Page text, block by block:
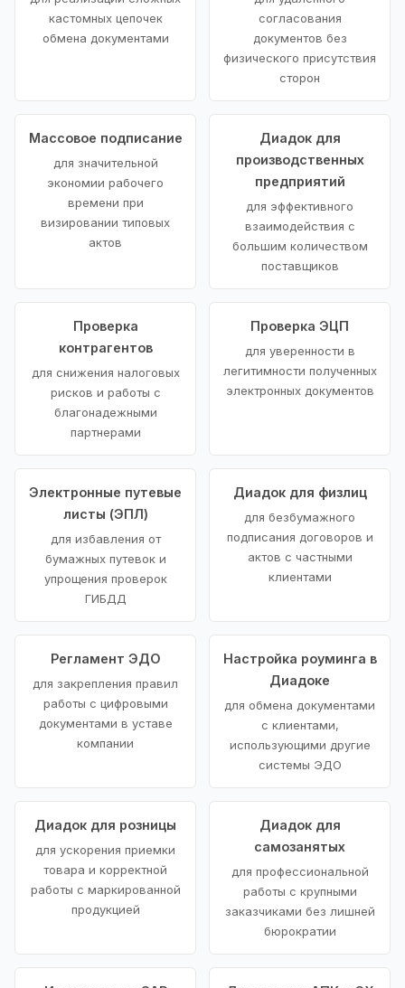
кастомных цепочек
обмена документами
согласования
документов без
физического присутствия
сторон
Массовое подписание
для значительной
экономии рабочего
времени при
визировании типовых
актов
Диадок для
производственных
предприятий
для эффективного
взаимодействия с
большим количеством
поставщиков
Проверка
контрагентов
для снижения налоговых
рисков и работы с
благонадежными
партнерами
Проверка ЭЦП
для уверенности в
легитимности полученных
электронных документов
Электронные путевые
листы (ЭПЛ)
для избавления от
бумажных путевок и
упрощения проверок
ГИБДД
Диадок для физлиц
для безбумажного
подписания договоров и
актов с частными
клиентами
Регламент ЭДО
для закрепления правил
работы с цифровыми
документами в уставе
компании
Настройка роуминга в
Диадоке
для обмена документами
с клиентами,
использующими другие
системы ЭДО
Диадок для розницы
для ускорения приемки
товара и корректной
работы с маркированной
продукцией
Диадок для
самозанятых
для профессиональной
работы с крупными
заказчиками без лишней
бюрократии